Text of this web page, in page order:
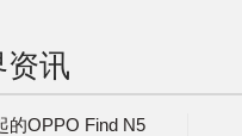
资讯
的OPPO Find N5